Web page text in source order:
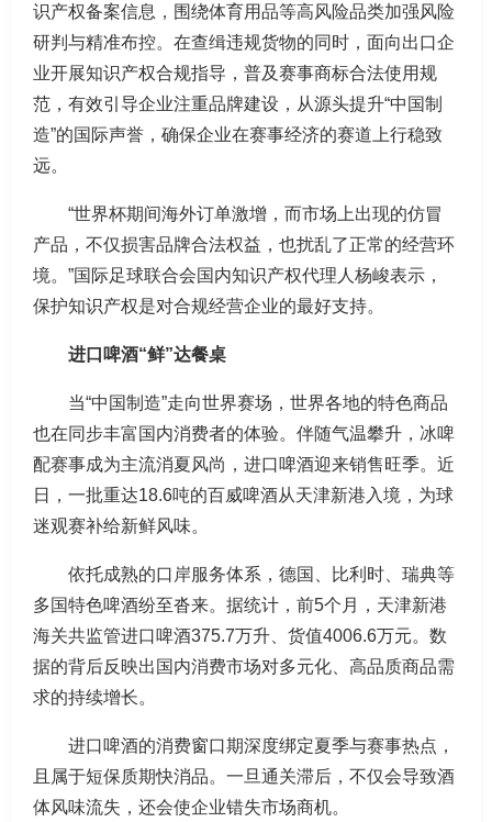
识产权备案信息，围绕体育用品等高风险品类加强风险
研判与精准布控。在查缉违规货物的同时，面向出口企
业开展知识产权合规指导，普及赛事商标合法使用规
范，有效引导企业注重品牌建设，从源头提升“中国制
造”的国际声誉，确保企业在赛事经济的赛道上行稳致
远。
“世界杯期间海外订单激增，而市场上出现的仿冒
产品，不仅损害品牌合法权益，也扰乱了正常的经营环
境。”国际足球联合会国内知识产权代理人杨峻表示，
保护知识产权是对合规经营企业的最好支持。
进口啤酒“鲜”达餐桌
当“中国制造”走向世界赛场，世界各地的特色商品
也在同步丰富国内消费者的体验。伴随气温攀升，冰啤
配赛事成为主流消夏风尚，进口啤酒迎来销售旺季。近
日，一批重达18.6吨的百威啤酒从天津新港入境，为球
迷观赛补给新鲜风味。
依托成熟的口岸服务体系，德国、比利时、瑞典等
多国特色啤酒纷至沓来。据统计，前5个月，天津新港
海关共监管进口啤酒375.7万升、货值4006.6万元。数
据的背后反映出国内消费市场对多元化、高品质商品需
求的持续增长。
进口啤酒的消费窗口期深度绑定夏季与赛事热点，
且属于短保质期快消品。一旦通关滞后，不仅会导致酒
体风味流失，还会使企业错失市场商机。